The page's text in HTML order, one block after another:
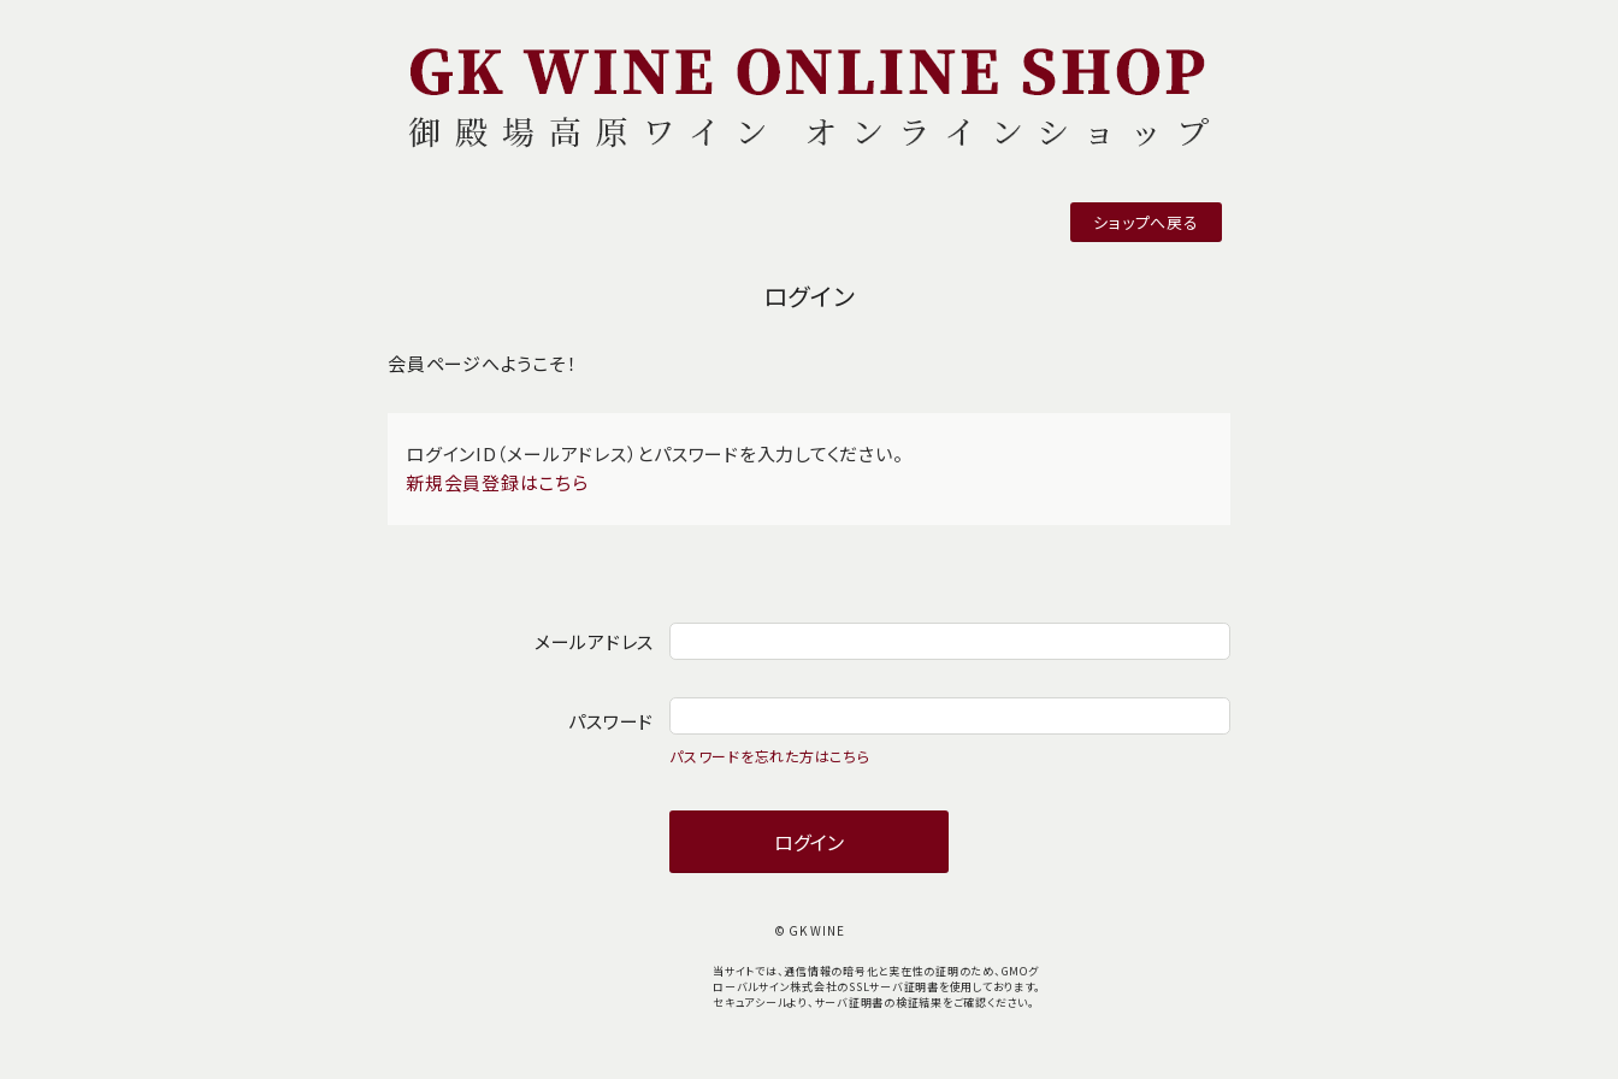
ショップへ戻る
ログイン
会員ページへようこそ！
ログインID（メールアドレス）とパスワードを入力してください。
新規会員登録はこちら
メールアドレス
パスワード
パスワードを忘れた方はこちら
© GK WINE
当サイトでは、通信情報の暗号化と実在性の証明のため、GMOグ
ローバルサイン株式会社のSSLサーバ証明書を使用しております。
セキュアシールより、サーバ証明書の検証結果をご確認ください。